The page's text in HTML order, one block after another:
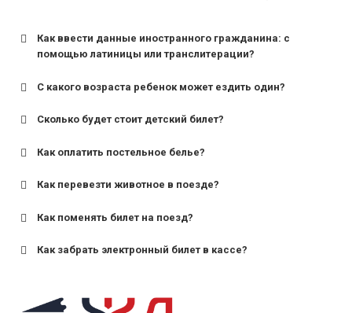
Как ввести данные иностранного гражданина: с
помощью латиницы или транслитерации?
С какого возраста ребенок может ездить один?
для поездов дальнего следования — от 10 лет и
для пригородных поездов — от 7 лет.
Сколько будет стоит детский билет?
Как оплатить постельное белье?
Как перевезти животное в поезде?
Как поменять билет на поезд?
Как забрать электронный билет в кассе?